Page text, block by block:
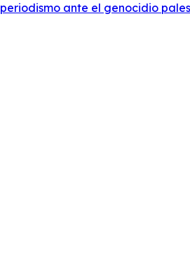
ante el genocidio